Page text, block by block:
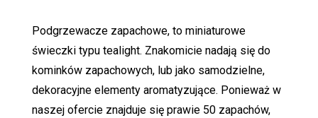
Podgrzewacze zapachowe, to miniaturowe
świeczki typu tealight. Znakomicie nadają się do
kominków zapachowych, lub jako samodzielne,
dekoracyjne elementy aromatyzujące. Ponieważ w
naszej ofercie znajduje się prawie 50 zapachów,